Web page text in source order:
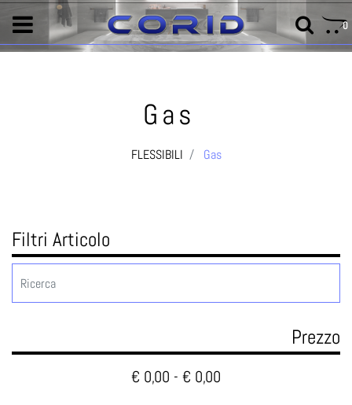
0
Gas
FLESSIBILI Gas
Filtri Articolo
Prezzo
€ 0,00 - € 0,00